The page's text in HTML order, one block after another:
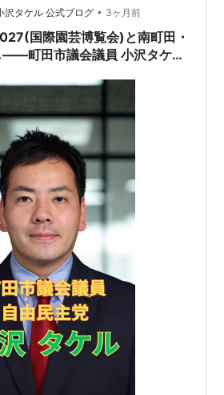
相変わらず、激混み…
沢タケル 公式ブログ • 3ヶ月前
国際園芸博覧会)と南町田・
――町田市議会議員 小沢タケル